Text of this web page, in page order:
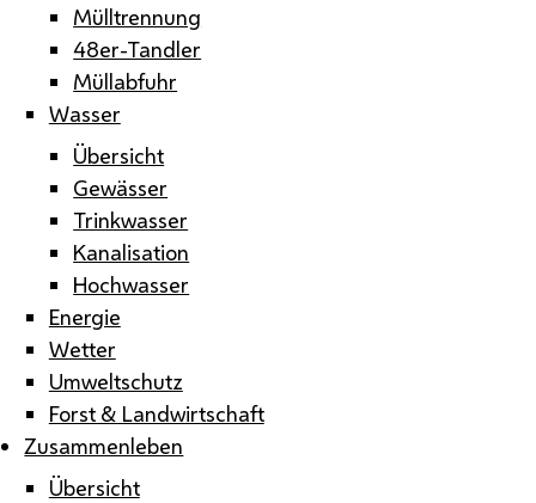
Mülltrennung
48er-Tandler
Müllabfuhr
Wasser
Übersicht
Gewässer
Trinkwasser
Kanalisation
Hochwasser
Energie
Wetter
Umweltschutz
Forst & Landwirtschaft
Zusammenleben
Übersicht